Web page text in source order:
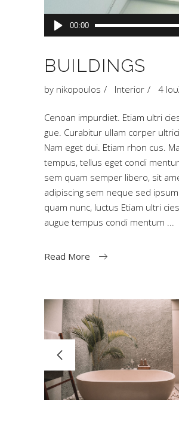
Πρόγραμμα
Αναπαραγωγής
00:00
BUILDINGS
by nikopoulos Interior 4
Cenoan impurdiet. Etiam ultri
gue. Curabitur ullam corper
Nam eget dui. Etiam rhon cus.
tempus, tellus eget condi
sem quam semper libero, sit
adipiscing sem neque sed
quam nunc, luctus Etiam ultri
augue tempus condi mentum
Read More